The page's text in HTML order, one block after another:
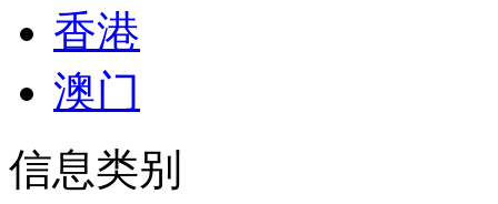
香港
澳门
信息类别